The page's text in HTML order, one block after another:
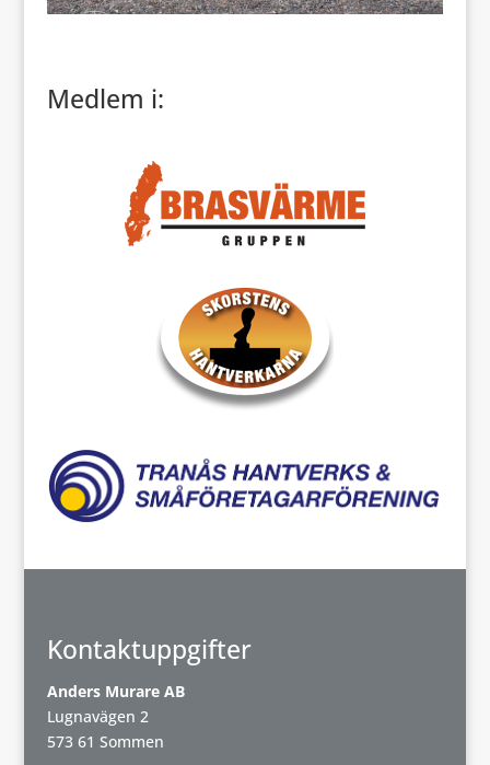
Medlem i:
Kontaktuppgifter
Anders Murare AB
Lugnavägen 2
573 61 Sommen